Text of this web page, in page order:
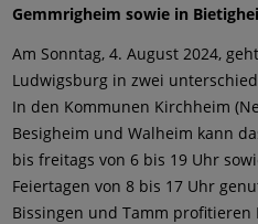
Gemmrigheim sowie in
Am Sonntag, 4. August 2024,
Ludwigsburg in zwei
In den Kommunen Kirchheim
Besigheim und Walheim kann
bis freitags von 6 bis 19 Uhr
Feiertagen von 8 bis 17 Uhr
Bissingen und Tamm